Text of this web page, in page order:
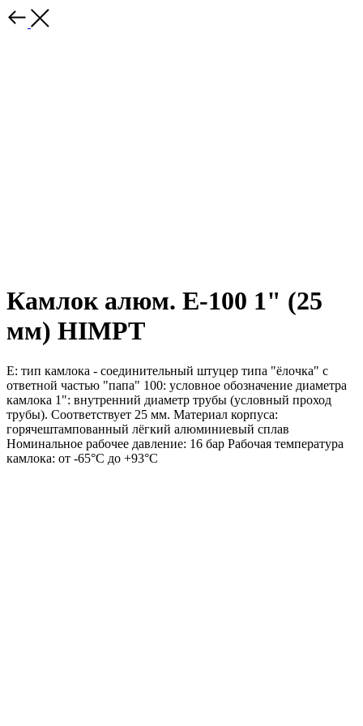
Камлок алюм. E-100 1" (25
мм) HIMPT
Е: тип камлока - соединительный штуцер типа "ёлочка" с
ответной частью "папа" 100: условное обозначение диаметра
камлока 1": внутренний диаметр трубы (условный проход
трубы). Соответствует 25 мм. Материал корпуса:
горячештампованный лёгкий алюминиевый сплав
Номинальное рабочее давление: 16 бар Рабочая температура
камлока: от -65°C до +93°C